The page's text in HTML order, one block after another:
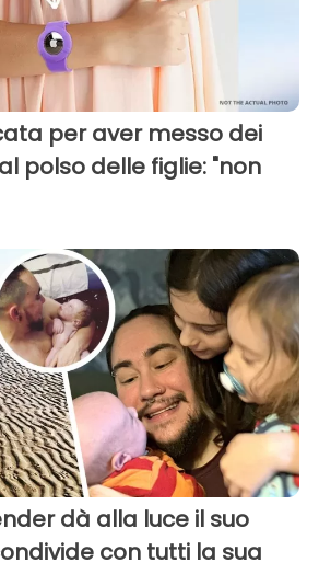
per aver messo dei
polso delle figlie: "non
dà alla luce il suo
con tutti la sua